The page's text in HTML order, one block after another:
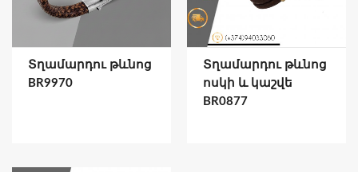
Տղամարդու թևնոց
BR9970
Տղամարդու թևնոց
ոսկի և կաշվե
BR0877